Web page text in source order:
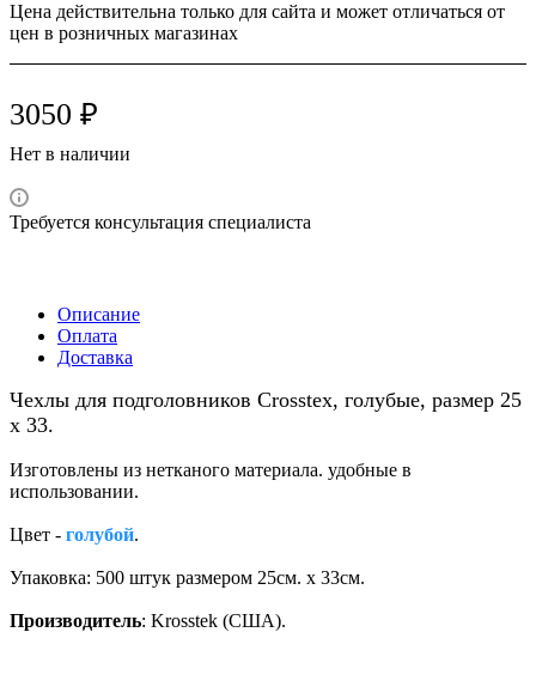
Цена действительна только для сайта и может отличаться от
цен в розничных магазинах
3050 ₽
Нет в наличии
Требуется консультация специалиста
Описание
Оплата
Доставка
Чехлы для подголовников Crosstex, голубые, размер 25
х 33.
Изготовлены из нетканого материала. удобные в
использовании.
Цвет - голубой.
Упаковка: 500 штук размером 25см. х 33см.
Производитель: Krosstek (США).